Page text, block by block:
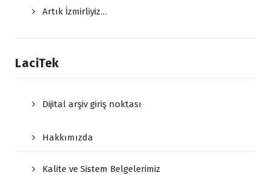
Artık İzmirliyiz…
LaciTek
Dijital arşiv giriş noktası
Hakkımızda
Kalite ve Sistem Belgelerimiz